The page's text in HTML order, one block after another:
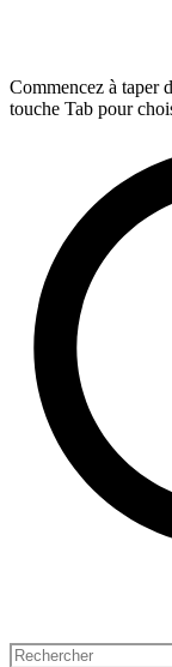
Commencez à taper
touche Tab pour